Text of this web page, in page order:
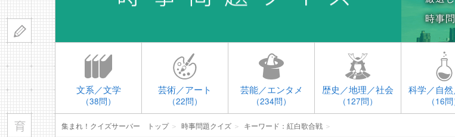
時事
文系／文学
（38問）
芸術／アート
（22問）
芸能／エンタメ
（234問）
歴史／地理／社会
（127問）
科学／自
（16問
集まれ！クイズサーバー トップ＞ 時事問題クイズ ＞ キーワード：紅白歌合戦 ＞